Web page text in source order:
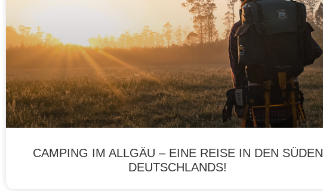
CAMPING IM ALLGÄU – EINE REISE IN DEN SÜDEN
DEUTSCHLANDS!